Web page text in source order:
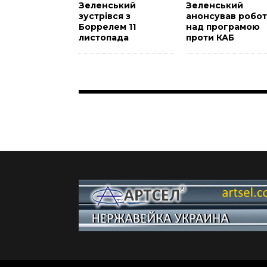
Зеленський
зустрівся з
Боррелем 11
листопада
Зеленський
анонсував
над програмою
проти КАБ